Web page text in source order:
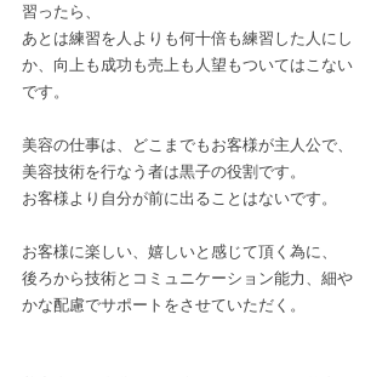
習ったら、
あとは練習を人よりも何十倍も練習した人にし
か、向上も成功も売上も人望もついてはこない
です。
美容の仕事は、どこまでもお客様が主人公で、
美容技術を行なう者は黒子の役割です。
お客様より自分が前に出ることはないです。
お客様に楽しい、嬉しいと感じて頂く為に、
後ろから技術とコミュニケーション能力、細や
かな配慮でサポートをさせていただく。